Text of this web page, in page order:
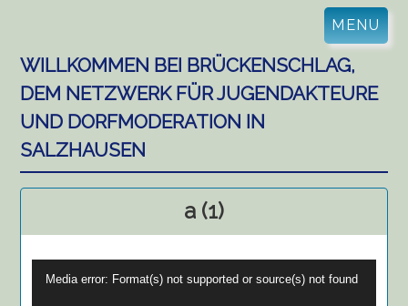
content
MENU
WILLKOMMEN BEI BRÜCKENSCHLAG,
DEM NETZWERK FÜR JUGENDAKTEURE
UND DORFMODERATION IN
SALZHAUSEN
a (1)
Media error: Format(s) not supported or source(s) not found